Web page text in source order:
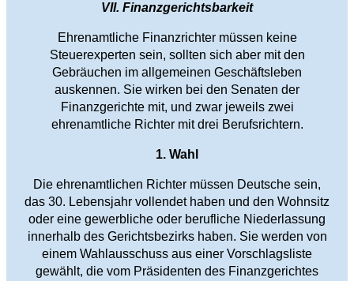
VII. Finanzgerichtsbarkeit
Ehrenamtliche Finanzrichter müssen keine
Steuerexperten sein, sollten sich aber mit den
Gebräuchen im allgemeinen Geschäftsleben
auskennen. Sie wirken bei den Senaten der
Finanzgerichte mit, und zwar jeweils zwei
ehrenamtliche Richter mit drei Berufsrichtern.
1. Wahl
Die ehrenamtlichen Richter müssen Deutsche sein,
das 30. Lebensjahr vollendet haben und den Wohnsitz
oder eine gewerbliche oder berufliche Niederlassung
innerhalb des Gerichtsbezirks haben. Sie werden von
einem Wahlausschuss aus einer Vorschlagsliste
gewählt, die vom Präsidenten des Finanzgerichtes